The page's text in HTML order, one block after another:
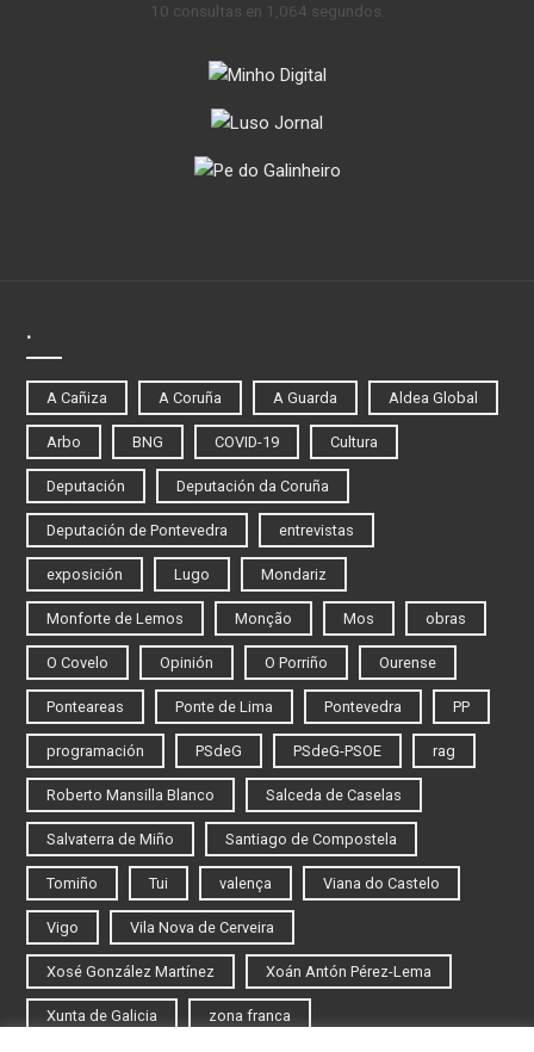
10 consultas en 1,064 segundos.
.
A Cañiza A Coruña A Guarda Aldea Global
Arbo BNG COVID-19 Cultura
Deputación Deputación da Coruña
Deputación de Pontevedra entrevistas
exposición Lugo Mondariz
Monforte de Lemos Monção Mos obras
O Covelo Opinión O Porriño Ourense
Ponteareas Ponte de Lima Pontevedra PP
programación PSdeG PSdeG-PSOE rag
Roberto Mansilla Blanco Salceda de Caselas
Salvaterra de Miño Santiago de Compostela
Tomiño Tui valença Viana do Castelo
Vigo Vila Nova de Cerveira
Xosé González Martínez Xoán Antón Pérez-Lema
Xunta de Galicia zona franca